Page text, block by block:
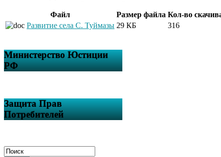
Файл Размер файла Кол-во
Развитие села С. Туймазы 29 КБ 316
Министерство Юстиции
РФ
Защита Прав
Потребителей